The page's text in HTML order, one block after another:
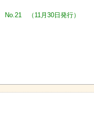
No.21 （11月30日発行）